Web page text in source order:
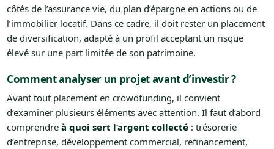
côtés de l’assurance vie, du plan d’épargne en actions ou de
l’immobilier locatif. Dans ce cadre, il doit rester un placement
de diversification, adapté à un profil acceptant un risque
élevé sur une part limitée de son patrimoine.
Comment analyser un projet avant d’investir ?
Avant tout placement en crowdfunding, il convient
d’examiner plusieurs éléments avec attention. Il faut d’abord
comprendre à quoi sert l’argent collecté: trésorerie
d’entreprise, développement commercial, refinancement,